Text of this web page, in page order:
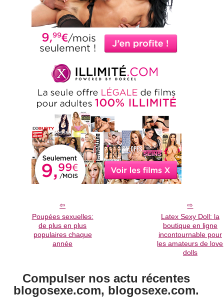
Poupées sexuelles:
de plus en plus
populaires chaque
année
Latex Sexy Doll: la
boutique en ligne
incontournable pour
les amateurs de love
dolls
Compulser nos actu récentes
blogosexe.com, blogosexe.com.